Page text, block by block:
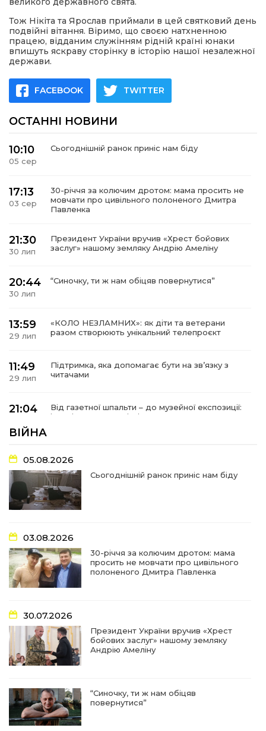
Тож Нікіта та Ярослав приймали в цей святковий день
подвійні вітання. Віримо, що своєю натхненною
працею, відданим служінням рідній країні юнаки
впишуть яскраву сторінку в історію нашої незалежної
держави.
FACEBOOK TWITTER
ОСТАННІ НОВИНИ
10:10
05 сер
Сьогоднішній ранок приніс нам біду
17:13
03 сер
30-річчя за колючим дротом: мама просить не
мовчати про цивільного полоненого Дмитра
Павленка
21:30
30 лип
Президент України вручив «Хрест бойових
заслуг» нашому земляку Андрію Амеліну
20:44
30 лип
“Синочку, ти ж нам обіцяв повернутися”
13:59
29 лип
«КОЛО НЕЗЛАМНИХ»: як діти та ветерани
разом створюють унікальний телепроєкт
11:49
29 лип
Підтримка, яка допомагає бути на зв’язку з
читачами
21:04
Від газетної шпальти – до музейної експозиції:
історії Героїв Барвінківщини стали частиною
17:18
27 лип
У Барвінківській громаді вшанували людей
найгуманнішої професії
16:29
22 лип
Медики Барвінківської громади
вдосконалюють професійні навички
15:09
22 лип
У Пригожому з дітьми та їх батьками
працювали фахівці благодійного фонду
07:17
“Мені й досі сниться син”: чотири роки світлої
11:06
20 лип
За дві доби — серія ворожих ударів по
Барвінківській громаді
14:38
У Барвінковому сталася пожежа у житловій
13:52
10 лип
Посмертні нагороди Героям: у Барвінковому
вшанували полеглих Захисників України
ВІЙНА
05.08.2026
Сьогоднішній ранок приніс нам біду
03.08.2026
30-річчя за колючим дротом: мама
просить не мовчати про цивільного
полоненого Дмитра Павленка
30.07.2026
Президент України вручив «Хрест
бойових заслуг» нашому земляку
Андрію Амеліну
“Синочку, ти ж нам обіцяв
повернутися”